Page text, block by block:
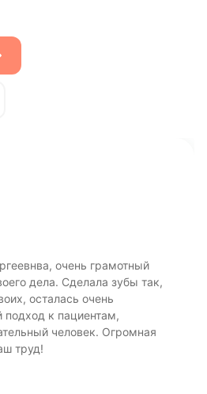
очень грамотный
дела. Сделала зубы так,
осталась очень
подход к пациентам,
человек. Огромная
труд!